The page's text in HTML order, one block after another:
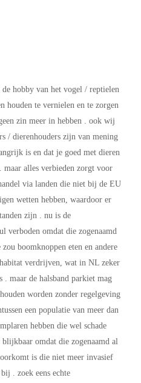
hobby van het vogel / reptielen
houden te vernielen en te zorgen
zin meer in hebben . ook wij
/ dierenhouders zijn van mening
is en dat je goed met dieren
maar alles verbieden zorgt voor
via landen die niet bij de EU
wetten hebben, waardoor er
zijn . nu is de
verboden omdat die zogenaamd
boomknoppen eten en andere
verdrijven, wat in NL zeker
. maar de halsband parkiet mag
worden zonder regelgeving
een populatie van meer dan
hebben die wel schade
omdat die zogenaamd al
is die niet meer invasief
. zoek eens echte